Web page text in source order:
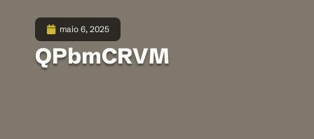
maio 6, 2025
QPbmCRVM